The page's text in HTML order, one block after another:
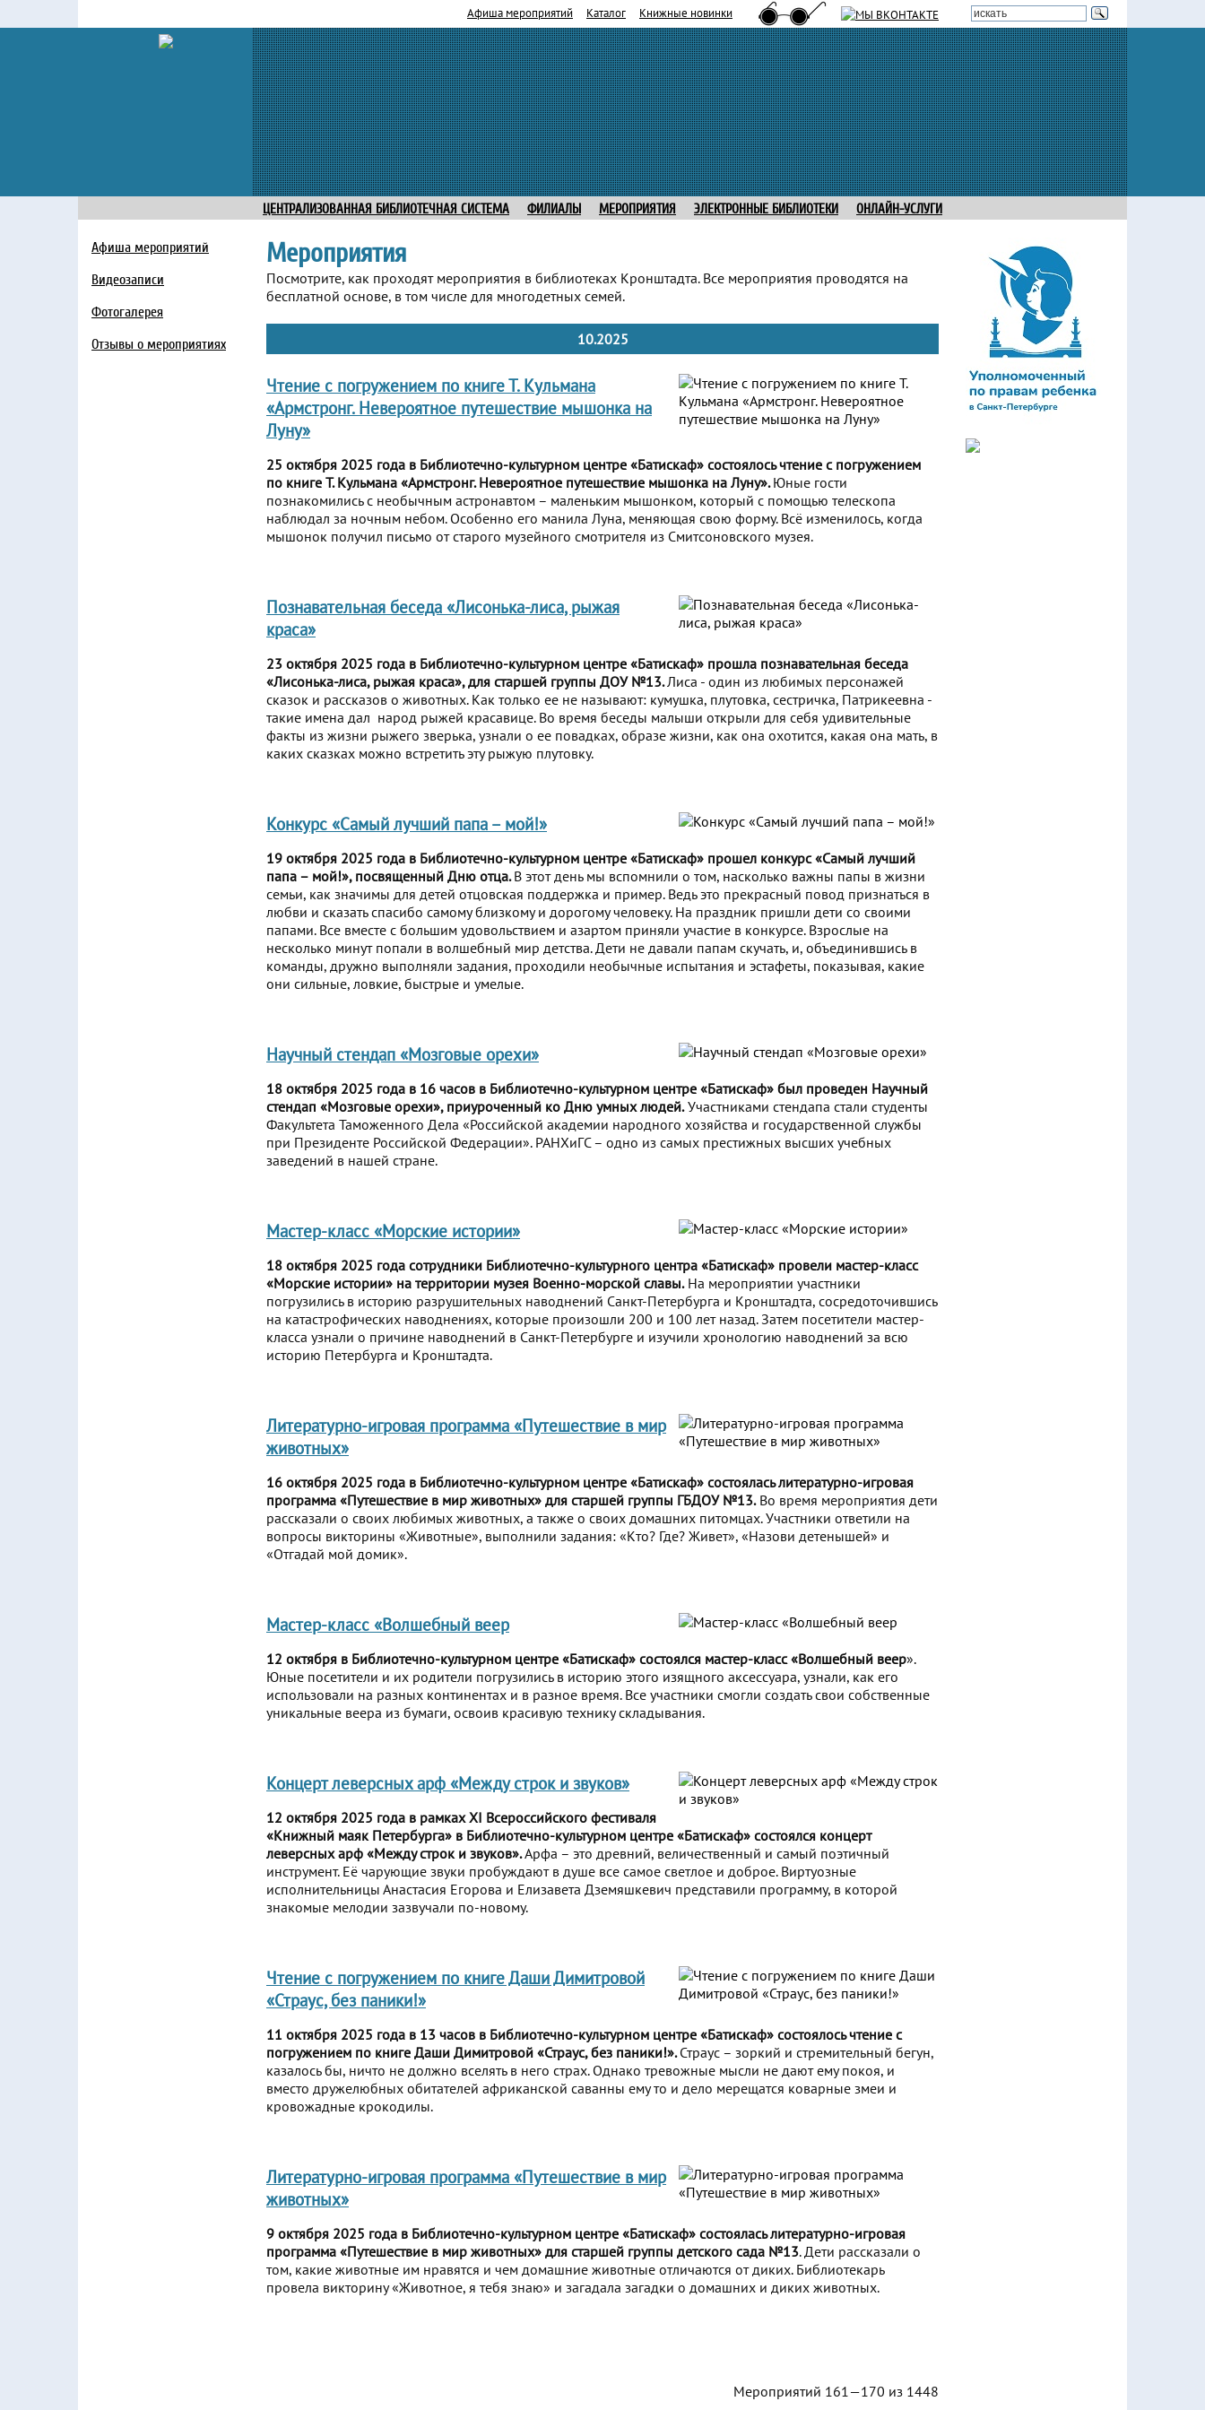
Афиша мероприятий Каталог Книжные новинки
ЦЕНТРАЛИЗОВАННАЯ БИБЛИОТЕЧНАЯ СИСТЕМА ФИЛИАЛЫ МЕРОПРИЯТИЯ ЭЛЕКТРОННЫЕ БИБЛИОТЕКИ ОНЛАЙН-УСЛУГИ
Афиша мероприятий
Видеозаписи
Фотогалерея
Отзывы о мероприятиях
Мероприятия
Посмотрите, как проходят мероприятия в библиотеках Кронштадта. Все мероприятия проводятся на
бесплатной основе, в том числе для многодетных семей.
10.2025
Чтение с погружением по книге Т. Кульмана
«Армстронг. Невероятное путешествие мышонка на
Луну»
25 октября 2025 года в Библиотечно-культурном центре «Батискаф» состоялось чтение с погружением
по книге Т. Кульмана «Армстронг. Невероятное путешествие мышонка на Луну».Юные гости
познакомились с необычным астронавтом – маленьким мышонком, который с помощью телескопа
наблюдал за ночным небом. Особенно его манила Луна, меняющая свою форму. Всё изменилось, когда
мышонок получил письмо от старого музейного смотрителя из Смитсоновского музея.
Познавательная беседа «Лисонька-лиса, рыжая
краса»
23 октября 2025 года в Библиотечно-культурном центре «Батискаф» прошла познавательная беседа
«Лисонька-лиса, рыжая краса», для старшей группы ДОУ №13.Лиса - один из любимых персонажей
сказок и рассказов о животных. Как только ее не называют: кумушка, плутовка, сестричка, Патрикеевна -
такие имена дал народ рыжей красавице. Во время беседы малыши открыли для себя удивительные
факты из жизни рыжего зверька, узнали о ее повадках, образе жизни, как она охотится, какая она мать, в
каких сказках можно встретить эту рыжую плутовку.
Конкурс «Самый лучший папа – мой!»
19 октября 2025 года в Библиотечно-культурном центре «Батискаф» прошел конкурс «Самый лучший
папа – мой!», посвященный Дню отца.В этот день мы вспомнили о том, насколько важны папы в жизни
семьи, как значимы для детей отцовская поддержка и пример. Ведь это прекрасный повод признаться в
любви и сказать спасибо самому близкому и дорогому человеку. На праздник пришли дети со своими
папами. Все вместе с большим удовольствием и азартом приняли участие в конкурсе. Взрослые на
несколько минут попали в волшебный мир детства. Дети не давали папам скучать, и, объединившись в
команды, дружно выполняли задания, проходили необычные испытания и эстафеты, показывая, какие
они сильные, ловкие, быстрые и умелые.
Научный стендап «Мозговые орехи»
18 октября 2025 года в 16 часов в Библиотечно-культурном центре «Батискаф» был проведен Научный
стендап «Мозговые орехи», приуроченный ко Дню умных людей.Участниками стендапа стали студенты
Факультета Таможенного Дела «Российской академии народного хозяйства и государственной службы
при Президенте Российской Федерации». РАНХиГС – одно из самых престижных высших учебных
заведений в нашей стране.
Мастер-класс «Морские истории»
18 октября 2025 года сотрудники Библиотечно-культурного центра «Батискаф» провели мастер-класс
«Морские истории» на территории музея Военно-морской славы.На мероприятии участники
погрузились в историю разрушительных наводнений Санкт-Петербурга и Кронштадта, сосредоточившись
на катастрофических наводнениях, которые произошли 200 и 100 лет назад. Затем посетители мастер-
класса узнали о причине наводнений в Санкт-Петербурге и изучили хронологию наводнений за всю
историю Петербурга и Кронштадта.
Литературно-игровая программа «Путешествие в мир
животных»
16 октября 2025 года в Библиотечно-культурном центре «Батискаф» состоялась литературно-игровая
программа «Путешествие в мир животных» для старшей группы ГБДОУ №13.Во время мероприятия дети
рассказали о своих любимых животных, а также о своих домашних питомцах. Участники ответили на
вопросы викторины «Животные», выполнили задания: «Кто? Где? Живет», «Назови детенышей» и
«Отгадай мой домик».
Мастер-класс «Волшебный веер
12 октября в Библиотечно-культурном центре «Батискаф» состоялся мастер-класс «Волшебный веер».
Юные посетители и их родители погрузились в историю этого изящного аксессуара, узнали, как его
использовали на разных континентах и в разное время. Все участники смогли создать свои собственные
уникальные веера из бумаги, освоив красивую технику складывания.
Концерт леверсных арф «Между строк и звуков»
12 октября 2025 года в рамках XI Всероссийского фестиваля
«Книжный маяк Петербурга» в Библиотечно-культурном центре «Батискаф» состоялся концерт
леверсных арф «Между строк и звуков».Арфа – это древний, величественный и самый поэтичный
инструмент. Её чарующие звуки пробуждают в душе все самое светлое и доброе. Виртуозные
исполнительницы Анастасия Егорова и Елизавета Дземяшкевич представили программу, в которой
знакомые мелодии зазвучали по-новому.
Чтение с погружением по книге Даши Димитровой
«Страус, без паники!»
11 октября 2025 года в 13 часов в Библиотечно-культурном центре «Батискаф» состоялось чтение с
погружением по книге Даши Димитровой «Страус, без паники!».Страус – зоркий и стремительный бегун,
казалось бы, ничто не должно вселять в него страх. Однако тревожные мысли не дают ему покоя, и
вместо дружелюбных обитателей африканской саванны ему то и дело мерещатся коварные змеи и
кровожадные крокодилы.
Литературно-игровая программа «Путешествие в мир
животных»
9 октября 2025 года в Библиотечно-культурном центре «Батискаф» состоялась литературно-игровая
программа «Путешествие в мир животных» для старшей группы детского сада №13. Дети рассказали о
том, какие животные им нравятся и чем домашние животные отличаются от диких. Библиотекарь
провела викторину «Животное, я тебя знаю» и загадала загадки о домашних и диких животных.
Мероприятий 161—170 из 1448